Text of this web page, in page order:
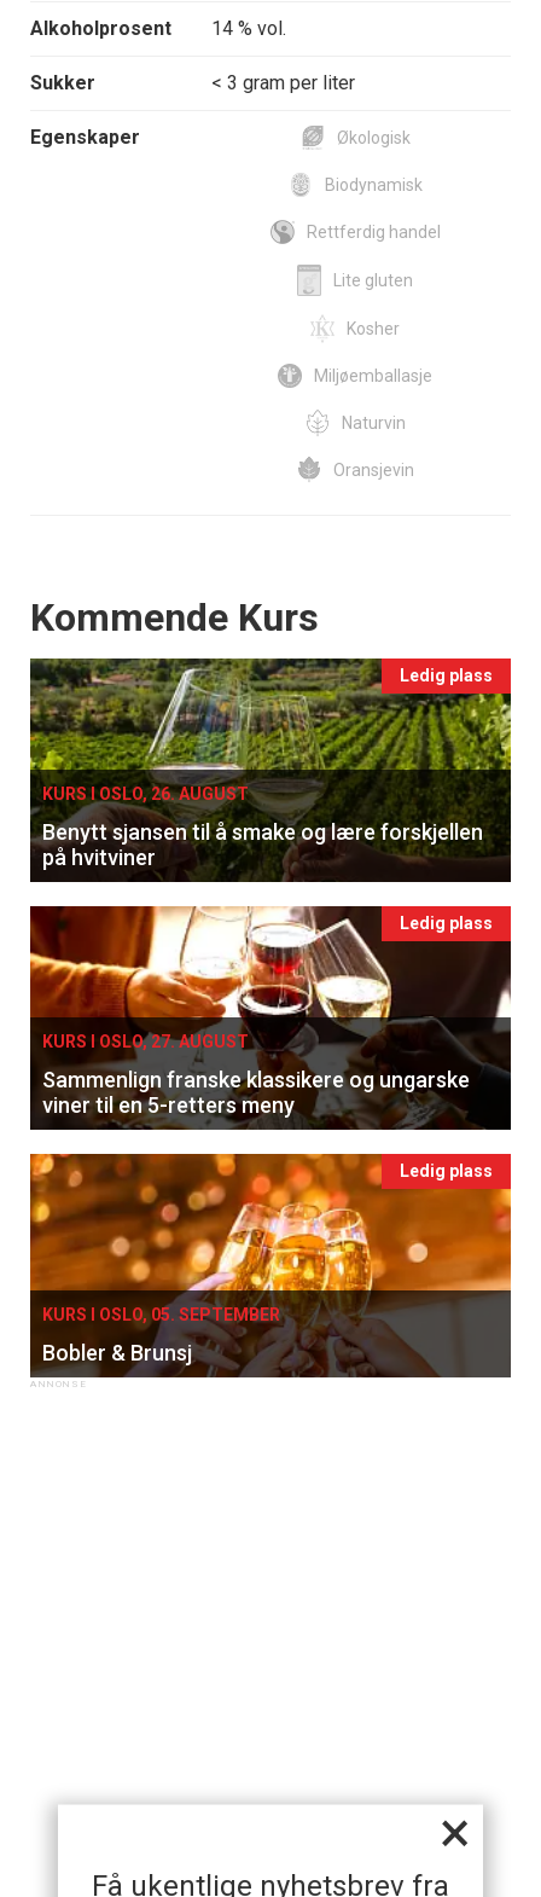
×
Få ukentlige nyhetsbrev fra
Alkoholprosent 14 % vol.
Sukker < 3 gram per liter
Egenskaper Økologisk
Biodynamisk
Rettferdig handel
Lite gluten
Kosher
Miljøemballasje
Naturvin
Oransjevin
Events
Kommende Kurs
Ledig plass
KURS I OSLO, 26. AUGUST
Benytt sjansen til å smake og lære forskjellen
på hvitviner
Ledig plass
KURS I OSLO, 27. AUGUST
Sammenlign franske klassikere og ungarske
viner til en 5-retters meny
Ledig plass
KURS I OSLO, 05. SEPTEMBER
Bobler & Brunsj